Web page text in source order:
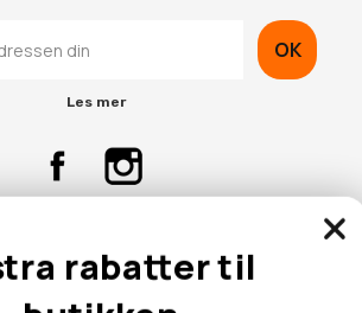
OK
Les mer
Kontaktinformasjon
rabatter til